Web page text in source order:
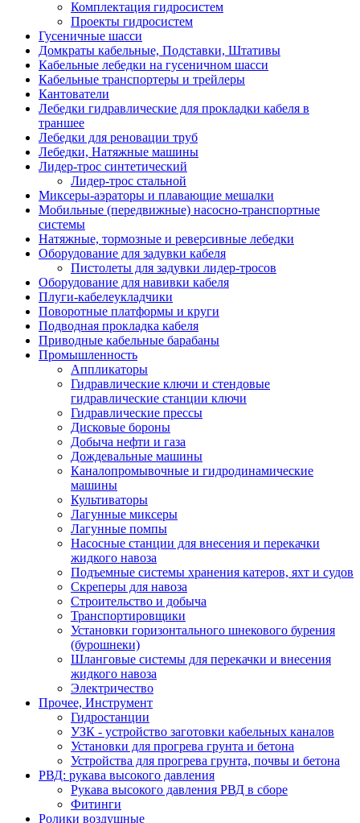
Комплектация гидросистем
Проекты гидросистем
Гусеничные шасси
Домкраты кабельные, Подставки, Штативы
Кабельные лебедки на гусеничном шасси
Кабельные транспортеры и трейлеры
Кантователи
Лебедки гидравлические для прокладки кабеля в
траншее
Лебедки для реновации труб
Лебедки, Натяжные машины
Лидер-трос синтетический
Лидер-трос стальной
Миксеры-аэраторы и плавающие мешалки
Мобильные (передвижные) насосно-транспортные
системы
Натяжные, тормозные и реверсивные лебедки
Оборудование для задувки кабеля
Пистолеты для задувки лидер-тросов
Оборудование для навивки кабеля
Плуги-кабелеукладчики
Поворотные платформы и круги
Подводная прокладка кабеля
Приводные кабельные барабаны
Промышленность
Аппликаторы
Гидравлические ключи и стендовые
гидравлические станции ключи
Гидравлические прессы
Дисковые бороны
Добыча нефти и газа
Дождевальные машины
Каналопромывочные и гидродинамические
машины
Культиваторы
Лагунные миксеры
Лагунные помпы
Насосные станции для внесения и перекачки
жидкого навоза
Подъемные системы хранения катеров, яхт и судов
Скреперы для навоза
Строительство и добыча
Транспортировщики
Установки горизонтального шнекового бурения
(бурошнеки)
Шланговые системы для перекачки и внесения
жидкого навоза
Электричество
Прочее, Инструмент
Гидростанции
УЗК - устройство заготовки кабельных каналов
Установки для прогрева грунта и бетона
Устройства для прогрева грунта, почвы и бетона
РВД: рукава высокого давления
Рукава высокого давления РВД в сборе
Фитинги
Ролики воздушные